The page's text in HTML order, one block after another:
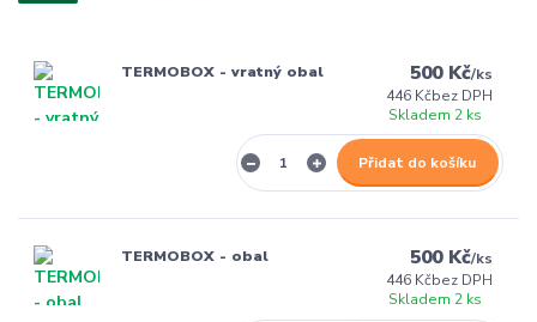
TERMOBOX - vratný obal 500 Kč/ks
446 Kčbez DPH
Skladem 2 ks
Přidat do košíku
TERMOBOX - obal 500 Kč/ks
446 Kčbez DPH
Skladem 2 ks